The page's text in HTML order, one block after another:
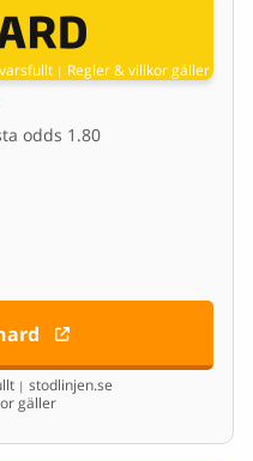
| Regler & villkor gäller
odds 1.80
| stodlinjen.se
gäller